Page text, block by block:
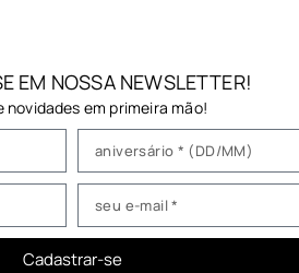
EM NOSSA NEWSLETTER!
novidades em primeira mão!
Cadastrar-se